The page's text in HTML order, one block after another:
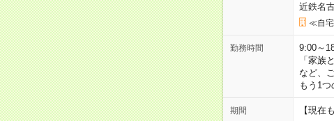
近鉄名
≪自宅
勤務時間
9:00～
「家族
など、
もう1
期間 【現在